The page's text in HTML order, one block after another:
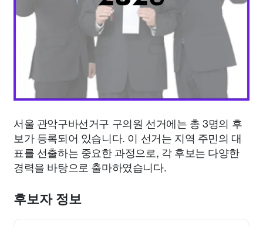
서울 관악구바선거구 구의원 선거에는 총 3명의 후
보가 등록되어 있습니다. 이 선거는 지역 주민의 대
표를 선출하는 중요한 과정으로, 각 후보는 다양한
경력을 바탕으로 출마하였습니다.
후보자 정보